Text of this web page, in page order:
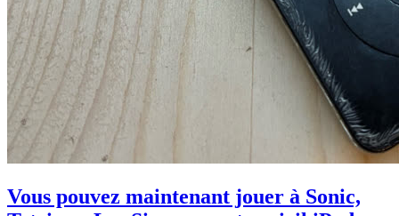
Vous pouvez maintenant jouer à Sonic,